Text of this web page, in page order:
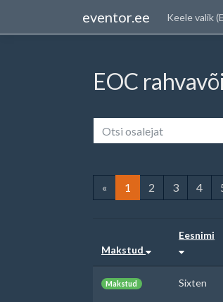
eventor.ee Keele valik
EOC
« 1 2 3 4
Makstud
Eesnimi
Makstud Sixten